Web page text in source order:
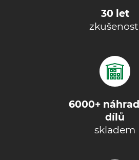
30 let
6000+
dílů
skladem